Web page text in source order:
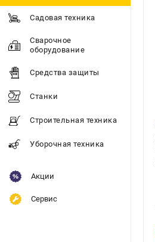
Садовая техника
Сварочное
оборудование
Средства защиты
Станки
Строительная техника
Уборочная техника
Акции
Сервис